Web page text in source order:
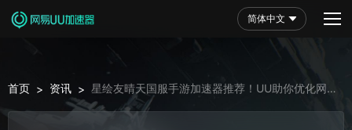
简体中文
首页 > 资讯 > 星绘友晴天国服手游加速器推荐！UU助你优化网络
体验！